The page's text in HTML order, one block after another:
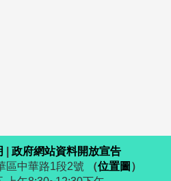
政府網站資料開放宣告
區中華路1段2號
（位置圖 ）